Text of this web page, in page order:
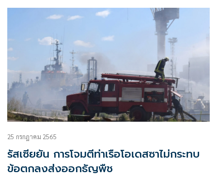
25 กรกฎาคม 2565
รัสเซียยัน การโจมตีท่าเรือโอเดสซาไม่กระทบ
ข้อตกลงส่งออกธัญพืช